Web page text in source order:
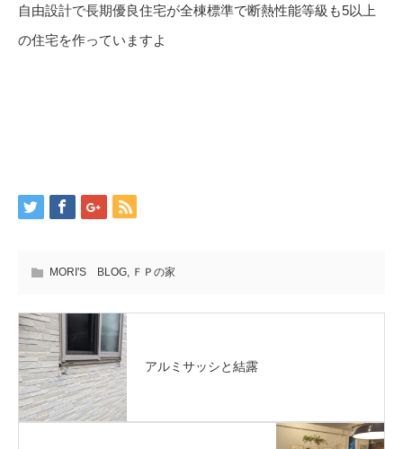
自由設計で長期優良住宅が全棟標準で断熱性能等級も5以上
の住宅を作っていますよ
MORI'S BLOG, ＦＰの家
アルミサッシと結露